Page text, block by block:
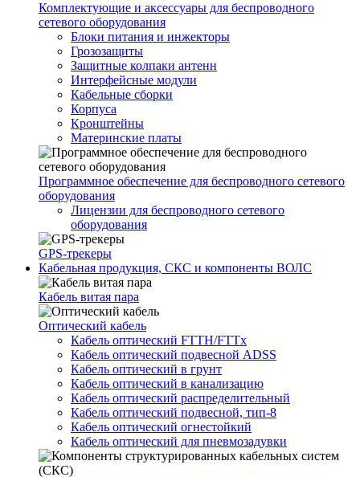
Комплектующие и аксессуары для беспроводного
сетевого оборудования
Блоки питания и инжекторы
Грозозащиты
Защитные колпаки антенн
Интерфейсные модули
Кабельные сборки
Корпуса
Кронштейны
Материнские платы
Программное обеспечение для беспроводного сетевого
оборудования
Лицензии для беспроводного сетевого
оборудования
GPS-трекеры
Кабельная продукция, СКС и компоненты ВОЛС
Кабель витая пара
Оптический кабель
Кабель оптический FTTH/FTTx
Кабель оптический подвесной ADSS
Кабель оптический в грунт
Кабель оптический в канализацию
Кабель оптический распределительный
Кабель оптический подвесной, тип-8
Кабель оптический огнестойкий
Кабель оптический для пневмозадувки